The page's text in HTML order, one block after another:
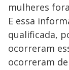
mulheres
E essa
qualificada,
ocorreram
ocorreram